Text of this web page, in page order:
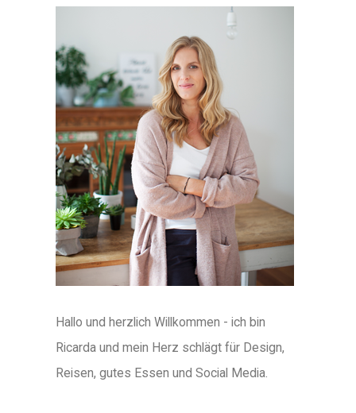
Hallo und herzlich Willkommen - ich bin
Ricarda und mein Herz schlägt für Design,
Reisen, gutes Essen und Social Media.